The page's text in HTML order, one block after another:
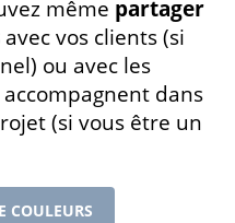
même partager
avec vos clients (si
ou avec les
dans
(si vous être un
COULEURS